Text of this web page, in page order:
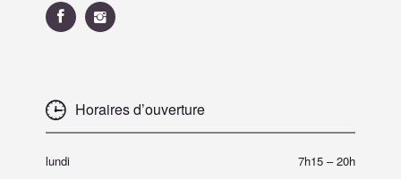
Horaires d’ouverture
lundi 7h15 –20h